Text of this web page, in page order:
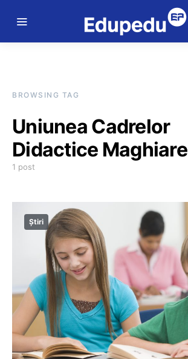
BROWSING TAG
Uniunea Cadrelor
Didactice Maghiare
1 post
Știri